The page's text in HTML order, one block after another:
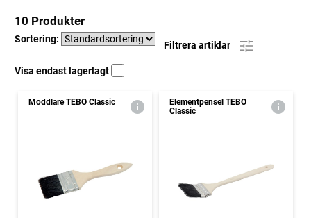
10 Produkter
Sortering:
Filtrera artiklar
Visa endast lagerlagt
Moddlare TEBO Classic
Elementpensel TEBO
Classic